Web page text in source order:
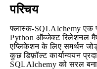
परिचय
फ्लास्क-SQLAlchemy एक
Python ऑब्जेक्ट रिलेशनल
एप्लिकेशन के लिए समर्थन
कुछ डिफ़ॉल्ट कार्यान्वयन
SQLAlchemy को सरल